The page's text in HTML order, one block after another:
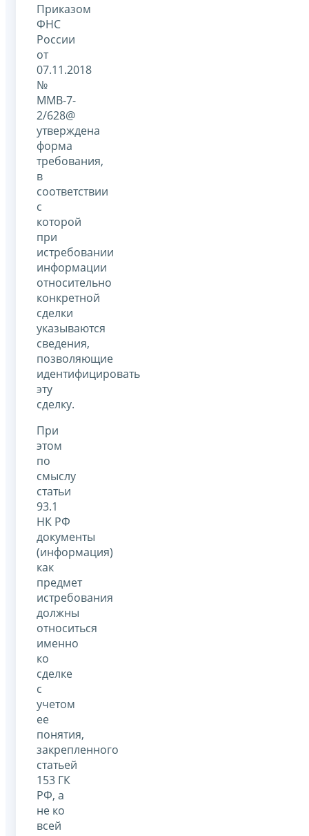
Приказом
ФНС
России
от
07.11.2018
№
ММВ-7-
2/628@
утверждена
форма
требования,
в
соответствии
с
которой
при
истребовании
информации
относительно
конкретной
сделки
указываются
сведения,
позволяющие
идентифицировать
эту
сделку.
При
этом
по
смыслу
статьи
93.1
НК РФ
документы
(информация)
как
предмет
истребования
должны
относиться
именно
ко
сделке
с
учетом
ее
понятия,
закрепленного
статьей
153 ГК
РФ, а
не ко
всей